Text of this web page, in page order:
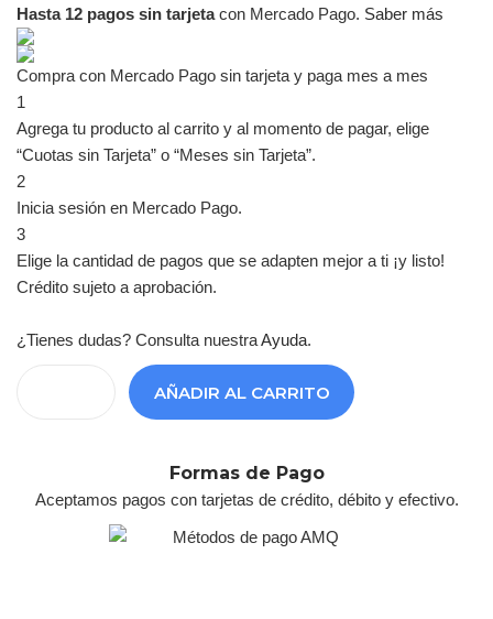
Hasta 12 pagos sin tarjetacon Mercado Pago. Saber más
Compra con Mercado Pago sin tarjeta y paga mes a mes
1
Agrega tu producto al carrito y al momento de pagar, elige
“Cuotas sin Tarjeta” o “Meses sin Tarjeta”.
2
Inicia sesión en Mercado Pago.
3
Elige la cantidad de pagos que se adapten mejor a ti ¡y listo!
Crédito sujeto a aprobación.
¿Tienes dudas? Consulta nuestraAyuda.
AÑADIR AL CARRITO
Formas de Pago
Aceptamos pagos con tarjetas de crédito, débito y efectivo.